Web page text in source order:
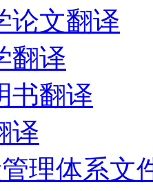
论文翻译
翻译
书翻译
译
理体系文